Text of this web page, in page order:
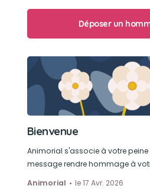
Déposer un
Bienvenue
Animorial s'associe à votre
message rendre hommage à
Animorial
le 17 Avr. 2026